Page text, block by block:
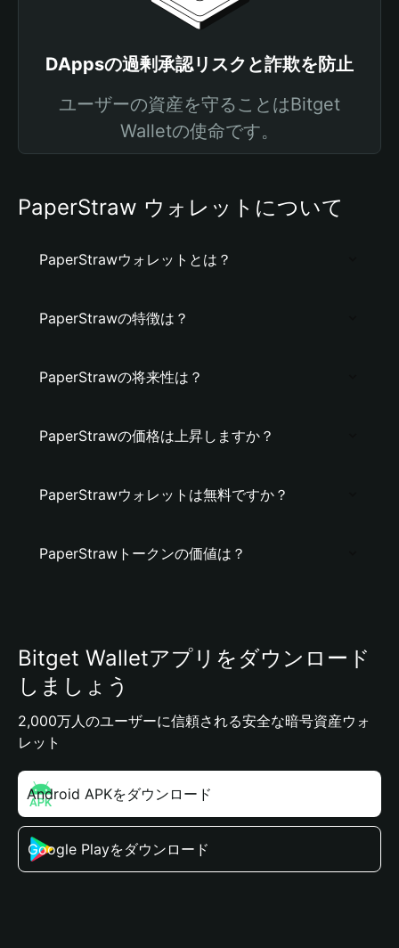
DAppsの過剰承認リスクと詐欺を防止
ユーザーの資産を守ることはBitget
Walletの使命です。
PaperStraw ウォレットについて
PaperStrawウォレットとは？
PaperStrawの特徴は？
PaperStrawの将来性は？
PaperStrawの価格は上昇しますか？
PaperStrawウォレットは無料ですか？
PaperStrawトークンの価値は？
Bitget Walletアプリをダウンロード
しましょう
2,000万人のユーザーに信頼される安全な暗号資産ウォ
レット
Android APKをダウンロード
Google Playをダウンロード